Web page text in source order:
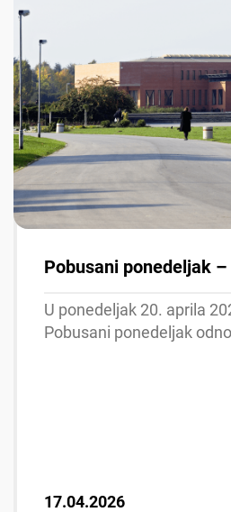
Pobusani ponedeljak
U ponedeljak 20. aprila
Pobusani ponedeljak
17.04.2026